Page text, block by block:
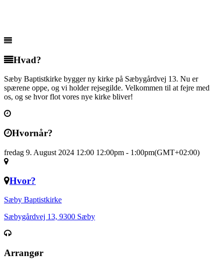
Hvad?
Sæby Baptistkirke bygger ny kirke på Sæbygårdvej 13. Nu er
spærene oppe, og vi holder rejsegilde. Velkommen til at fejre med
os, og se hvor flot vores nye kirke bliver!
Hvornår?
fredag 9. August 2024 12:00 12:00pm - 1:00pm(GMT+02:00)
Hvor?
Sæby Baptistkirke
Sæbygårdvej 13, 9300 Sæby
Arrangør